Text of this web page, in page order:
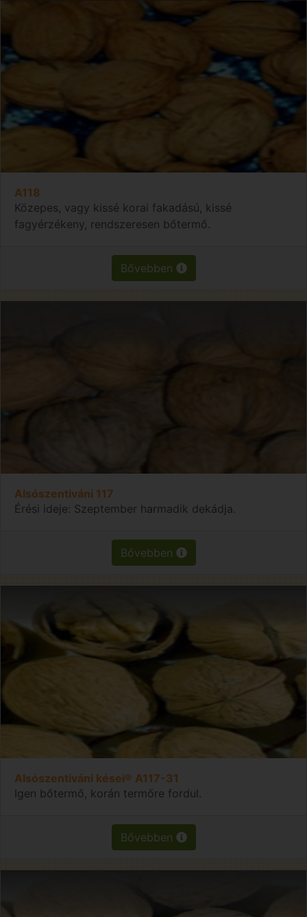
A118
Közepes, vagy kissé korai fakadású, kissé
fagyérzékeny, rendszeresen bőtermő.
Bővebben
Alsószentiváni 117
Érési ideje: Szeptember harmadik dekádja.
Bővebben
Alsószentiváni kései® A117-31
Igen bőtermő, korán termőre fordul.
Bővebben